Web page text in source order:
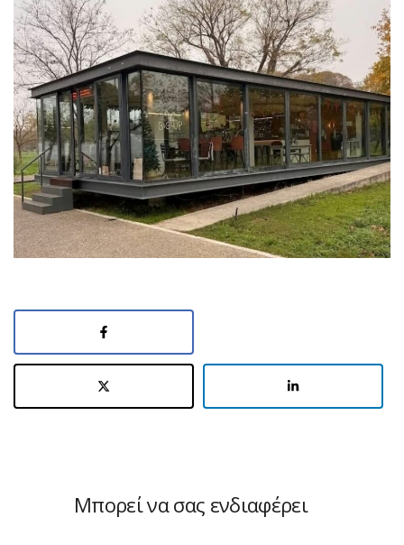
Μπορεί να σας ενδιαφέρει